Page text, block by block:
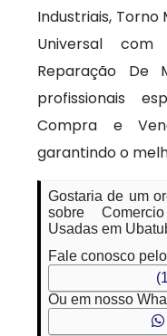
Industriais,
Universal
Reparação De
profissionais
Compra e
garantindo o
Gostaria de um
sobre
Usadas em
Fale conosco
Ou em nosso